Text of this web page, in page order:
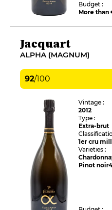
Budget :
More than
Jacquart
ALPHA (MAGNUM)
92/100
Vintage :
2012
Type :
Extra-brut
1er cru
Varieties :
Pinot noir